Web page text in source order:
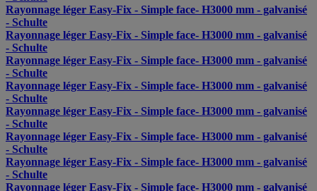
Rayonnage léger Easy-Fix - Simple face- H3000 mm - galvanisé
- Schulte
Rayonnage léger Easy-Fix - Simple face- H3000 mm - galvanisé
- Schulte
Rayonnage léger Easy-Fix - Simple face- H3000 mm - galvanisé
- Schulte
Rayonnage léger Easy-Fix - Simple face- H3000 mm - galvanisé
- Schulte
Rayonnage léger Easy-Fix - Simple face- H3000 mm - galvanisé
- Schulte
Rayonnage léger Easy-Fix - Simple face- H3000 mm - galvanisé
- Schulte
Rayonnage léger Easy-Fix - Simple face- H3000 mm - galvanisé
- Schulte
Rayonnage léger Easy-Fix - Simple face- H3000 mm - galvanisé